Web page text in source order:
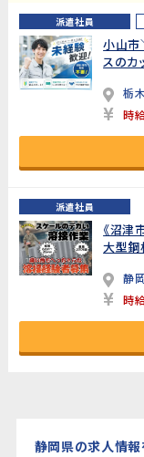
派遣社員
小山
スのカ
栃
時
派遣社員
《沼津
大型鋼
静
時
静岡県の求人情報